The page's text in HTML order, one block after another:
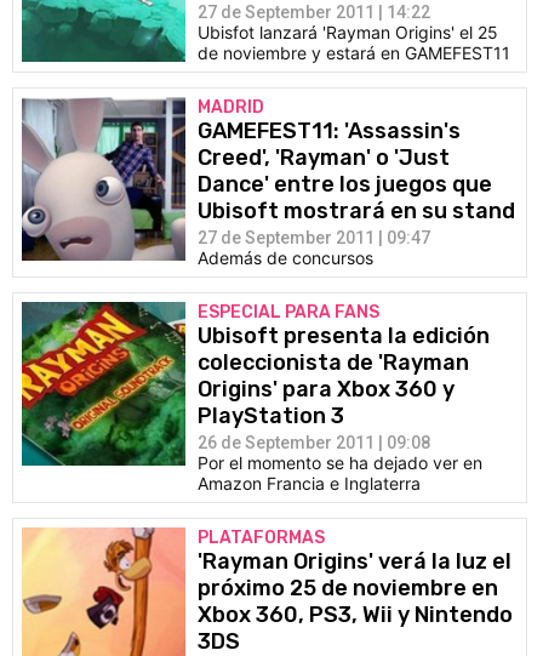
27 de September 2011 | 14:22
Ubisfot lanzará 'Rayman Origins' el 25
de noviembre y estará en GAMEFEST11
MADRID
GAMEFEST11: 'Assassin's
Creed', 'Rayman' o 'Just
Dance' entre los juegos que
Ubisoft mostrará en su stand
27 de September 2011 | 09:47
Además de concursos
ESPECIAL PARA FANS
Ubisoft presenta la edición
coleccionista de 'Rayman
Origins' para Xbox 360 y
PlayStation 3
26 de September 2011 | 09:08
Por el momento se ha dejado ver en
Amazon Francia e Inglaterra
PLATAFORMAS
'Rayman Origins' verá la luz el
próximo 25 de noviembre en
Xbox 360, PS3, Wii y Nintendo
3DS